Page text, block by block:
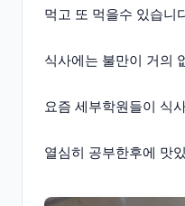
먹고 또 먹을수 있습니
식사에는 불만이 거의
요즘 세부학원들이 식
열심히 공부한후에 맛